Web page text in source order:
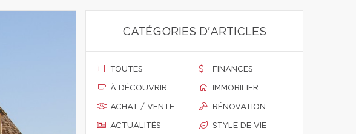
CATÉGORIES D'ARTICLES
TOUTES
À DÉCOUVRIR
ACHAT / VENTE
ACTUALITÉS
FINANCES
IMMOBILIER
RÉNOVATION
STYLE DE VIE